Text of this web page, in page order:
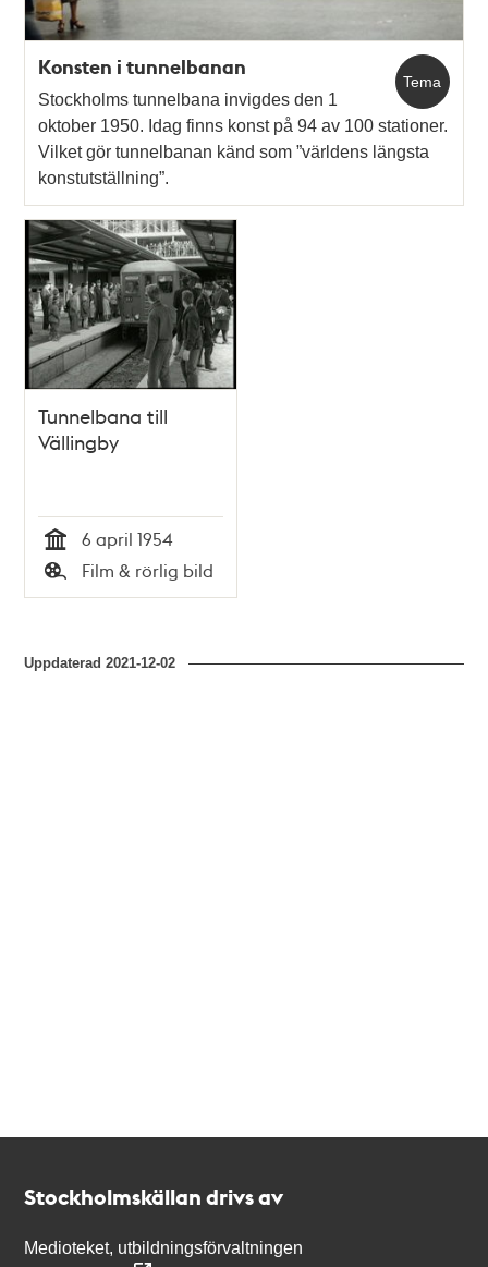
Tema
Konsten i tunnelbanan
Stockholms tunnelbana invigdes den 1
oktober 1950. Idag finns konst på 94 av 100 stationer.
Vilket gör tunnelbanan känd som ”världens längsta
konstutställning”.
Tunnelbana till
Vällingby
Tid
6 april 1954
Typ
Film & rörlig bild
Uppdaterad2021-12-02
Stockholmskällan drivs av
Medioteket, utbildningsförvaltningen